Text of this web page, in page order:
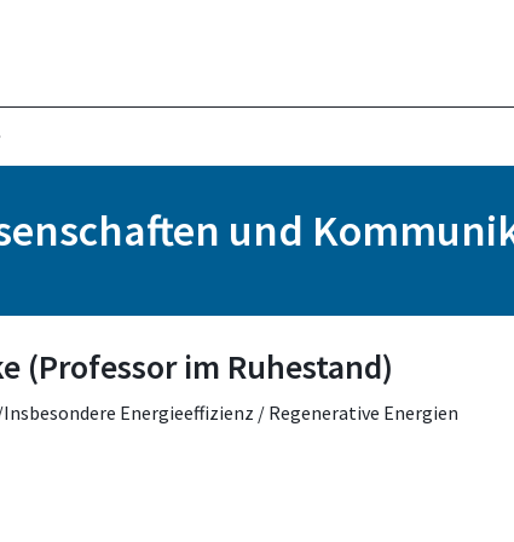
und
(Professor im Ruhestand)
Energieeffizienz / Regenerative Energien